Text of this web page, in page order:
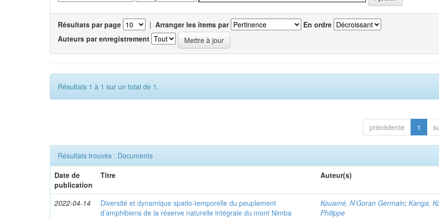
Résultats par page | Arranger les items par
En ordre
Auteurs par enregistrement
Résultats 1 à 1 sur un total de 1.
précédente 1
Résultats trouvés : Documents
Date de
publication
Titre Auteur(s)
2022-04-14
Diversité et dynamique spatio-temporelle du peuplement
d’amphibiens de la réserve naturelle intégrale du mont Nimba
Kouamé, N’Goran Germain;Kanga,
Philippe